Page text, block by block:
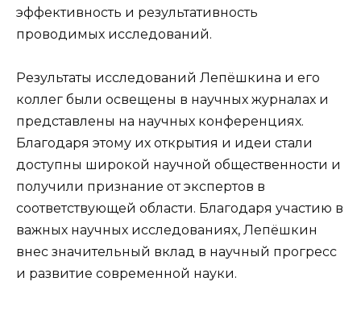
эффективность и результативность
проводимых исследований.
Результаты исследований Лепёшкина и его
коллег были освещены в научных журналах и
представлены на научных конференциях.
Благодаря этому их открытия и идеи стали
доступны широкой научной общественности и
получили признание от экспертов в
соответствующей области. Благодаря участию в
важных научных исследованиях, Лепёшкин
внес значительный вклад в научный прогресс
и развитие современной науки.